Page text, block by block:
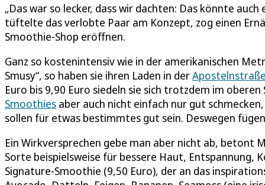
„Das war so lecker, dass wir dachten: Das könnte
tüftelte das verlobte Paar am Konzept, zog einen
Smoothie-Shop eröffnen.
Ganz so kostenintensiv wie in der amerikanischen
Smusy“, so haben sie ihren Laden in derApostelnstraße
Euro bis 9,90 Euro siedeln sie sich trotzdem im
Smoothies aber auch nicht einfach nur gut
sollen für etwas bestimmtes gut sein. Deswegen
Ein Wirkversprechen gebe man aber nicht ab, betont
Sorte beispielsweise für bessere Haut,
Signature-Smoothie (9,50 Euro), der an das